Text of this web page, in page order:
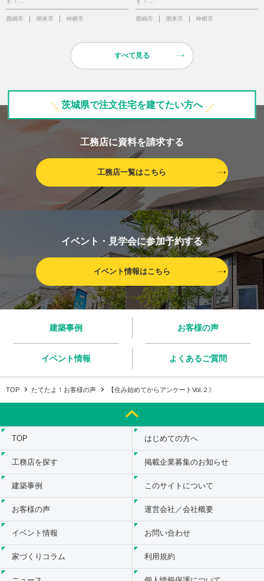
鹿嶋市 潮来市 神栖市 鹿嶋市 潮来市 神栖市
すべて見る
茨城県で注文住宅を建てたい方へ
工務店に資料を請求する
工務店一覧はこちら
イベント・見学会に参加予約する
イベント情報はこちら
建築事例 お客様の声
イベント情報 よくあるご質問
TOP たてたよ！お客様の声 【住み始めてからアンケートVol.２》
TOP
工務店を探す
建築事例
お客様の声
イベント情報
家づくりコラム
はじめての方へ
掲載企業募集のお知らせ
このサイトについて
運営会社／会社概要
お問い合わせ
利用規約